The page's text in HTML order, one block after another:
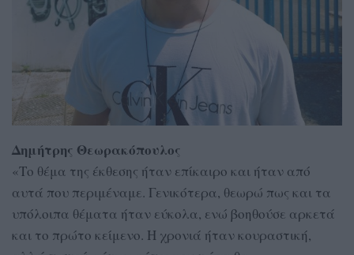
Δημήτρης Θεωρακόπουλος
«Το θέμα της έκθεσης ήταν επίκαιρο και ήταν από
αυτά που περιμέναμε. Γενικότερα, θεωρώ πως και τα
υπόλοιπα θέματα ήταν εύκολα, ενώ βοηθούσε αρκετά
και το πρώτο κείμενο. Η χρονιά ήταν κουραστική,